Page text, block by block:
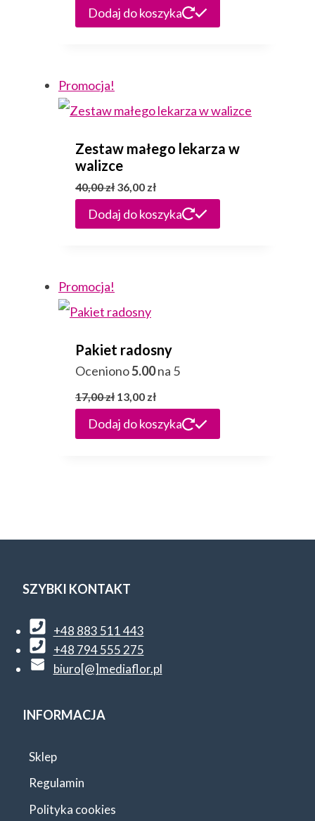
Dodaj do koszyka
Promocja!
Zestaw małego lekarza w
walizce
40,00zł Pierwotna
cena
wynosiła:
36,00 złAktualna
cena
wynosi:
Dodaj do koszyka
Promocja!
Pakiet radosny
Oceniono5.00na 5
17,00zł Pierwotna
cena
wynosiła:
13,00 złAktualna
cena
wynosi:
Dodaj do koszyka
SZYBKI KONTAKT
+48 883 511 443
+48 794 555 275
biuro[@]mediaflor.pl
INFORMACJA
Sklep
Regulamin
Polityka cookies